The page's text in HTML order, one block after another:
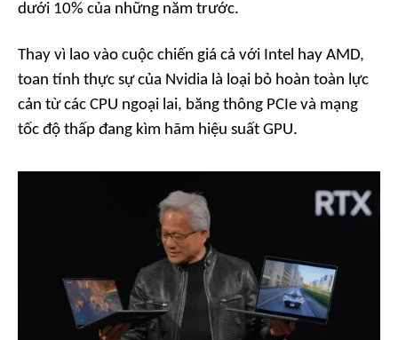
dưới 10% của những năm trước.
Thay vì lao vào cuộc chiến giá cả với Intel hay AMD,
toan tính thực sự của Nvidia là loại bỏ hoàn toàn lực
cản từ các CPU ngoại lai, băng thông PCIe và mạng
tốc độ thấp đang kìm hãm hiệu suất GPU.